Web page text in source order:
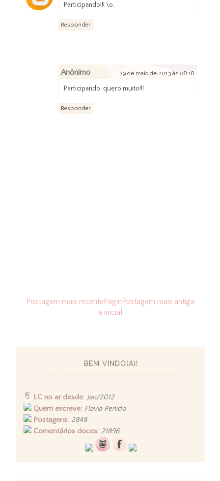
Participando!!! \o.
Responder
Anônimo 29 de maio de 2013 às 08:18
Participando, quero muito!!!
Responder
Postagem mais recente Postagem mais antiga
Págin
a inicial
BEM VINDO(A)!
LC no ar desde: Jan/2012
Quem escreve: Flavia Penido
Postagens: 2848
Comentários doces: 21896